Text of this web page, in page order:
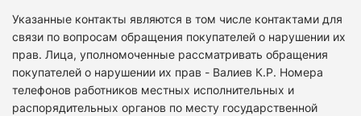
Указанные контакты являются в том числе контактами для
связи по вопросам обращения покупателей о нарушении их
прав. Лица, уполномоченные рассматривать обращения
покупателей о нарушении их прав - Валиев К.Р. Номера
телефонов работников местных исполнительных и
распорядительных органов по месту государственной